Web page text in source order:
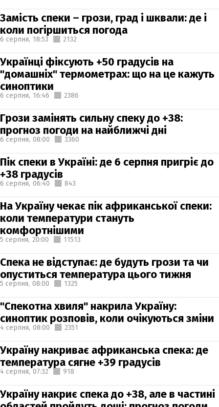
Замість спеки – грози, град і шквали: де і
коли погіршиться погода
6 серпня, 18:53 2132
Українці фіксують +50 градусів на
"домашніх" термометрах: що на це кажуть
синоптики
6 серпня, 16:46 2386
Грози замінять сильну спеку до +38:
прогноз погоди на найближчі дні
6 серпня, 08:00 3360
Пік спеки в Україні: де 6 серпня пригріє до
+38 градусів
6 серпня, 06:40 843
На Україну чекає пік африканської спеки:
коли температури стануть
комфортнішими
5 серпня, 20:00 11513
Спека не відступає: де будуть грози та чи
опуститься температура цього тижня
5 серпня, 08:00 1325
"Спекотна хвиля" накрила Україну:
синоптик розповів, коли очікуються зміни
4 серпня, 08:00 2351
Україну накриває африканська спека: де
температура сягне +39 градусів
4 серпня, 07:32 918
Україну накриє спека до +38, але в частині